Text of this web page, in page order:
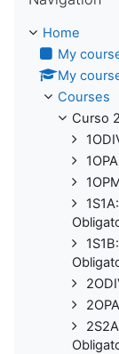
Home
My
My
Courses
Curso